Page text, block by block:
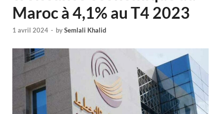
Maroc à 4,1% au T4 2023
1 avril 2024 - bySemlali Khalid